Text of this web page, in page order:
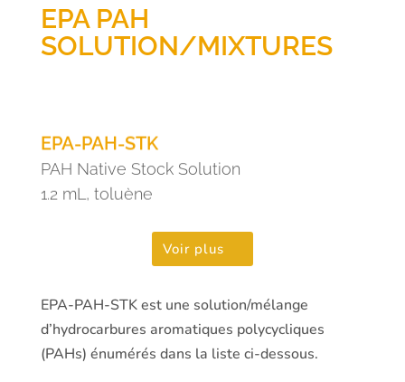
EPA PAH
SOLUTION/MIXTURES
EPA-PAH-STK
PAH Native Stock Solution
1.2 mL, toluène
Voir plus
EPA-PAH-STK est une solution/mélange
d’hydrocarbures aromatiques polycycliques
(PAHs) énumérés dans la liste ci-dessous.